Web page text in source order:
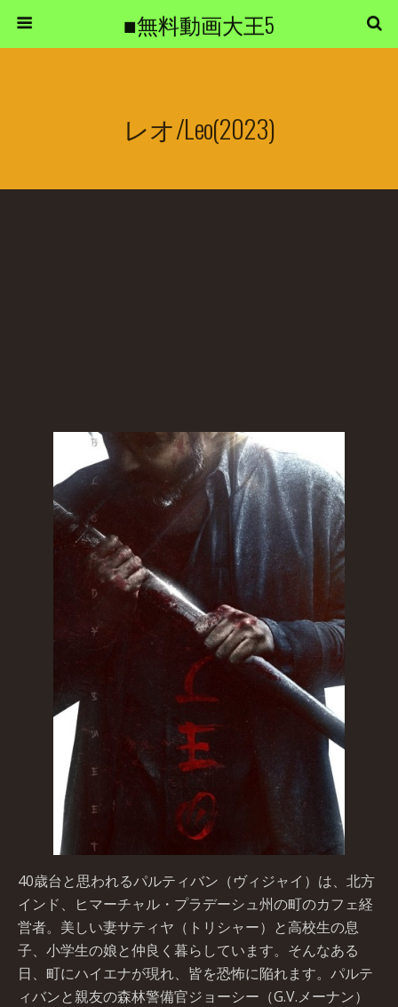
■無料動画大王5
レオ/Leo(2023)
40歳台と思われるパルティバン（ヴィジャイ）は、北方
インド、ヒマーチャル・プラデーシュ州の町のカフェ経
営者。美しい妻サティヤ（トリシャー）と高校生の息
子、小学生の娘と仲良く暮らしています。そんなある
日、町にハイエナが現れ、皆を恐怖に陥れます。パルテ
ィバンと親友の森林警備官ジョーシー（G.V.メーナン）